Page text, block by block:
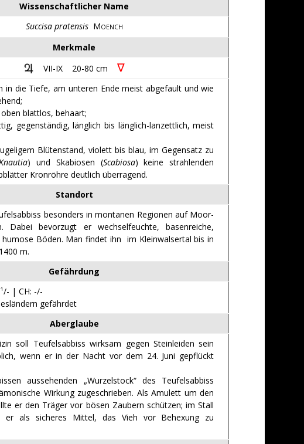
Wissenschaftlicher Name
Succisa pratensisMOENCH
Merkmale
VII-IX 20-80 cm
∇
in die Tiefe, am unteren Ende meist abgefault und wie
blattlos, behaart;
gegenständig, länglich bis länglich-lanzettlich, meist
Blütenstand, violett bis blau, im Gegensatz zu
) und Skabiosen (Scabiosa) keine strahlenden
Kronröhre deutlich überragend.
Standort
besonders in montanen Regionen auf Moor-
Dabei bevorzugt er wechselfeuchte, basenreiche,
Böden. Man findet ihn im Kleinwalsertal bis in
m.
Gefährdung
| CH: -/-
gefährdet
Aberglaube
soll Teufelsabbiss wirksam gegen Steinleiden sein
wenn er in der Nacht vor dem 24. Juni gepflückt
aussehenden „Wurzelstock“ des Teufelsabbiss
Wirkung zugeschrieben. Als Amulett um den
er den Träger vor bösen Zaubern schützen; im Stall
er als sicheres Mittel, das Vieh vor Behexung zu